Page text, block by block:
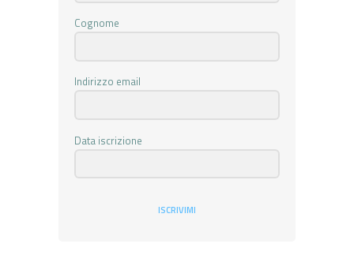
Cognome
Indirizzo email
Data iscrizione
ISCRIVIMI